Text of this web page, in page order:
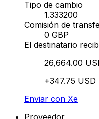
Tipo de cambio
1.333200
Comisión de
0 GBP
El destinatario
26,664.00
+347.75 USD
Enviar con Xe